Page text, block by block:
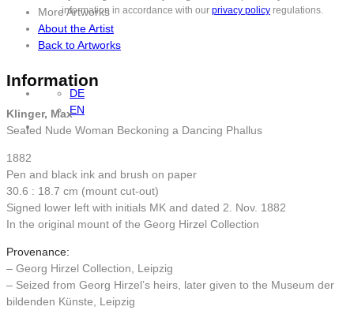
information in accordance with our privacy policy regulations.
DE
EN
More Artworks
About the Artist
Back to Artworks
Information
Klinger, Max
Seated Nude Woman Beckoning a Dancing Phallus
1882
Pen and black ink and brush on paper
30.6 : 18.7 cm (mount cut-out)
Signed lower left with initials MK and dated 2. Nov. 1882
In the original mount of the Georg Hirzel Collection
Provenance:
– Georg Hirzel Collection, Leipzig
– Seized from Georg Hirzel’s heirs, later given to the Museum der
bildenden Künste, Leipzig